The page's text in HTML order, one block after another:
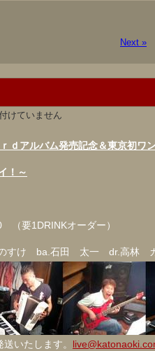
Next »
けていません
アルバム発売記念＆東京初ワ
！～
（要1DRINKオーダー）
すけ ba.石田 太一 dr.高林
いたします。